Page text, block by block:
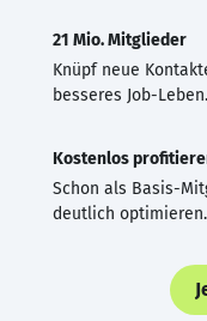
21 Mio. Mitglieder
Knüpf neue
besseres Job-Leben.
Kostenlos
Schon als Basis-
deutlich optimieren.